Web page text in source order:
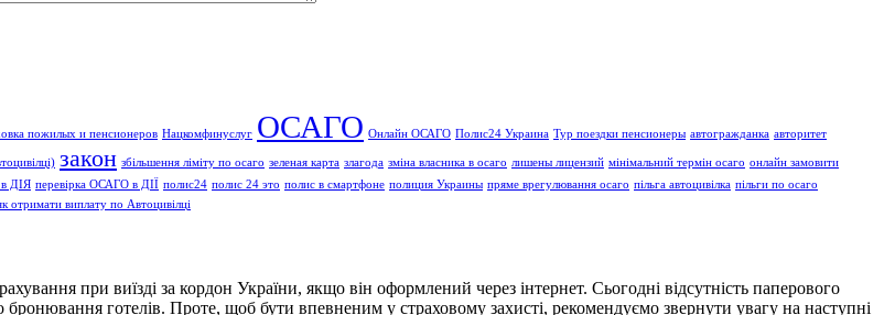
пожилых и пенсионеров Нацкомфинуслуг ОСАГО Онлайн ОСАГО Полис24 Украина Тур поездки пенсионеры автогражданка авторитет
закон збільшення ліміту по осаго зеленая карта злагода зміна власника в осаго лишены лицензий мінімальний термін осаго онлайн замовити
в ДІЯ перевірка ОСАГО в ДІЇ полис24 полис 24 это полис в смартфоне полиция Украины пряме врегулювання осаго пільга автоцивілка пільги по осаго
отримати виплату по Автоцивілці
при виїзді за кордон України, якщо він оформлений через інтернет. Сьогодні відсутність паперового
готелів. Проте, щоб бути впевненим у страховому захисті, рекомендуємо звернути увагу на наступні